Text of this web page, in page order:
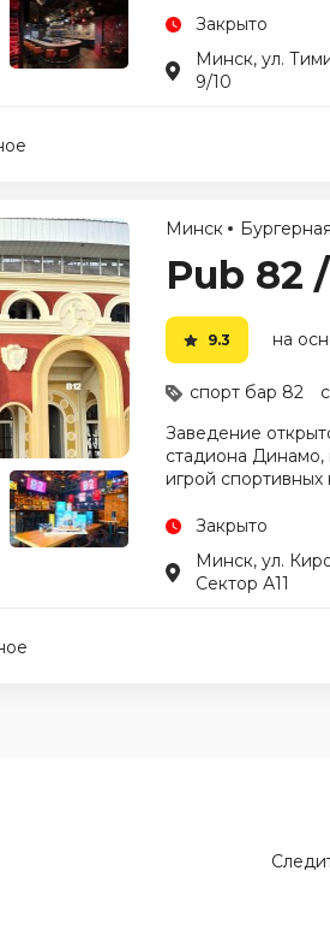
Закрыто
Минск, ул.
9/10
Минск Бургерная
Pub 82
9.3 на
спорт бар 82
Заведение
стадиона
игрой
Закрыто
Минск, ул.
Сектор А11